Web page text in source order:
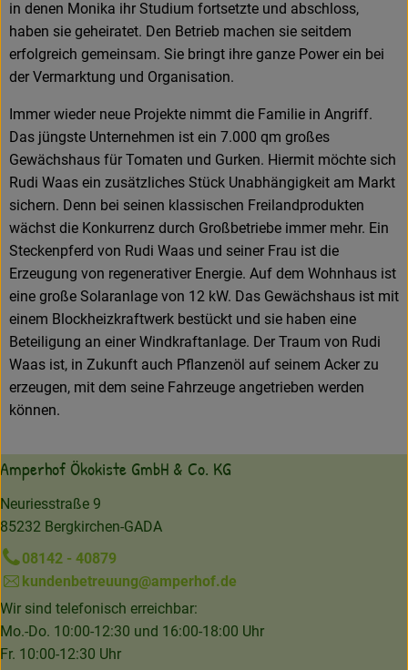
in denen Monika ihr Studium fortsetzte und abschloss,
haben sie geheiratet. Den Betrieb machen sie seitdem
erfolgreich gemeinsam. Sie bringt ihre ganze Power ein bei
der Vermarktung und Organisation.
Immer wieder neue Projekte nimmt die Familie in Angriff.
Das jüngste Unternehmen ist ein 7.000 qm großes
Gewächshaus für Tomaten und Gurken. Hiermit möchte sich
Rudi Waas ein zusätzliches Stück Unabhängigkeit am Markt
sichern. Denn bei seinen klassischen Freilandprodukten
wächst die Konkurrenz durch Großbetriebe immer mehr. Ein
Steckenpferd von Rudi Waas und seiner Frau ist die
Erzeugung von regenerativer Energie. Auf dem Wohnhaus ist
eine große Solaranlage von 12 kW. Das Gewächshaus ist mit
einem Blockheizkraftwerk bestückt und sie haben eine
Beteiligung an einer Windkraftanlage. Der Traum von Rudi
Waas ist, in Zukunft auch Pflanzenöl auf seinem Acker zu
erzeugen, mit dem seine Fahrzeuge angetrieben werden
können.
Amperhof Ökokiste GmbH & Co. KG
Neuriesstraße 9
85232 Bergkirchen-GADA
08142 - 40879
kundenbetreuung@amperhof.de
Wir sind telefonisch erreichbar:
Mo.-Do. 10:00-12:30 und 16:00-18:00 Uhr
Fr. 10:00-12:30 Uhr